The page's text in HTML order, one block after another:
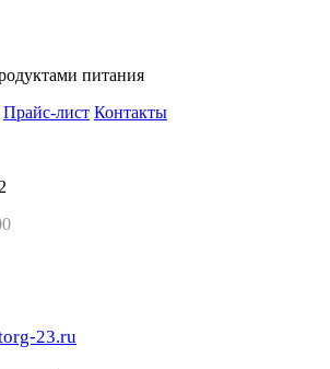
питания
Прайс-лист Контакты
23.ru